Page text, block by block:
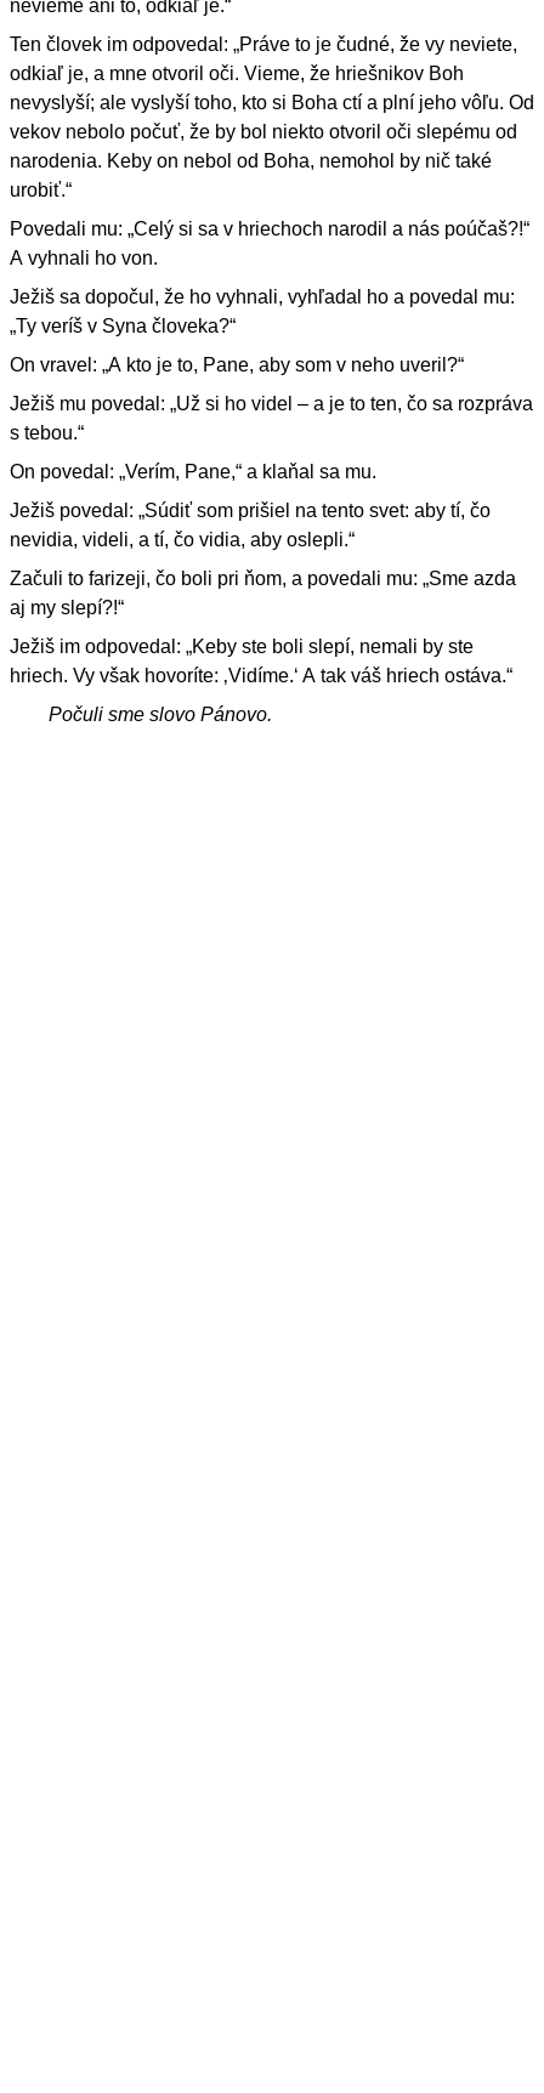
nevieme ani to, odkiaľ je.“
Ten človek im odpovedal: „Práve to je čudné, že vy neviete,
odkiaľ je, a mne otvoril oči. Vieme, že hriešnikov Boh
nevyslyší; ale vyslyší toho, kto si Boha ctí a plní jeho vôľu. Od
vekov nebolo počuť, že by bol niekto otvoril oči slepému od
narodenia. Keby on nebol od Boha, nemohol by nič také
urobiť.“
Povedali mu: „Celý si sa v hriechoch narodil a nás poúčaš?!“
A vyhnali ho von.
Ježiš sa dopočul, že ho vyhnali, vyhľadal ho a povedal mu:
„Ty veríš v Syna človeka?“
On vravel: „A kto je to, Pane, aby som v neho uveril?“
Ježiš mu povedal: „Už si ho videl – a je to ten, čo sa rozpráva
s tebou.“
On povedal: „Verím, Pane,“ a klaňal sa mu.
Ježiš povedal: „Súdiť som prišiel na tento svet: aby tí, čo
nevidia, videli, a tí, čo vidia, aby oslepli.“
Začuli to farizeji, čo boli pri ňom, a povedali mu: „Sme azda
aj my slepí?!“
Ježiš im odpovedal: „Keby ste boli slepí, nemali by ste
hriech. Vy však hovoríte: ‚Vidíme.‘ A tak váš hriech ostáva.“
Počuli sme slovo Pánovo.